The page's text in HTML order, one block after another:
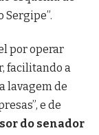
Sergipe”.
por operar
facilitando a
lavagem de
e de
do senador